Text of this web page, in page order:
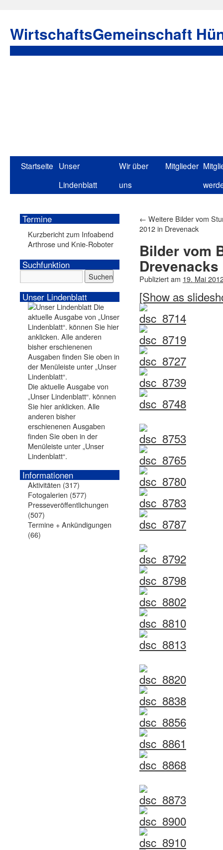
WirtschaftsGemeinschaft
Startseite Unser
Lindenblatt
Wir über
uns
Mitglieder
← Weitere Bilder vom
2012 in Drevenack
Bilder vom
Drevenacks
Publiziert am 19. Mai
[Show as
Termine
Kurzbericht zum Infoabend
Arthrose und Knie-Roboter
Suchfunktion
Unser Lindenblatt
Die aktuelle Ausgabe von
„Unser Lindenblatt“. können
Sie hier anklicken. Alle
anderen bisher
erschienenen Ausgaben
finden Sie oben in der
Menüleiste unter „Unser
Lindenblatt“.
Informationen
Aktivitäten (317)
Fotogalerien (577)
Presseveröffentlichungen
(507)
Termine + Ankündigungen
(66)